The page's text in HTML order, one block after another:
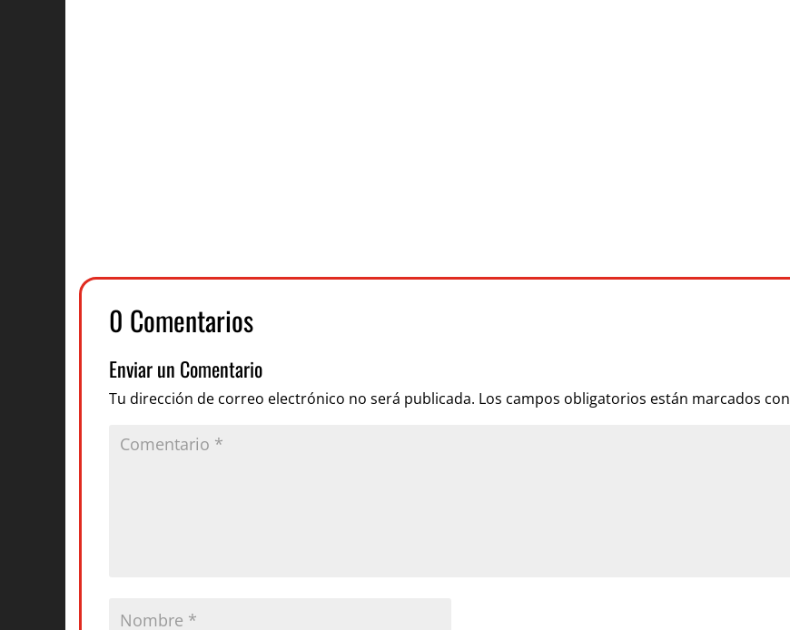
0 Comentarios
Enviar un Comentario
Tu dirección de correo electrónico no será publicada. Los campos obligatorios están marcados con